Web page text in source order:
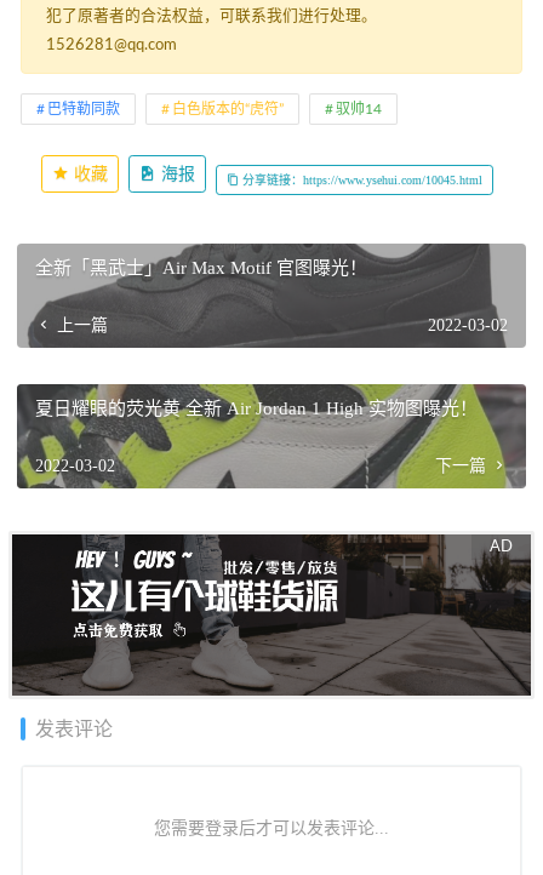
犯了原著者的合法权益，可联系我们进行处理。
1526281@qq.com
巴特勒同款 白色版本的“虎符” 驭帅14
收藏 海报 分享链接：https://www.ysehui.com/10045.html
全新「黑武士」Air Max Motif 官图曝光！
上一篇 2022-03-02
夏日耀眼的荧光黄 全新 Air Jordan 1 High 实物图曝光！
2022-03-02 下一篇
发表评论
您需要登录后才可以发表评论...